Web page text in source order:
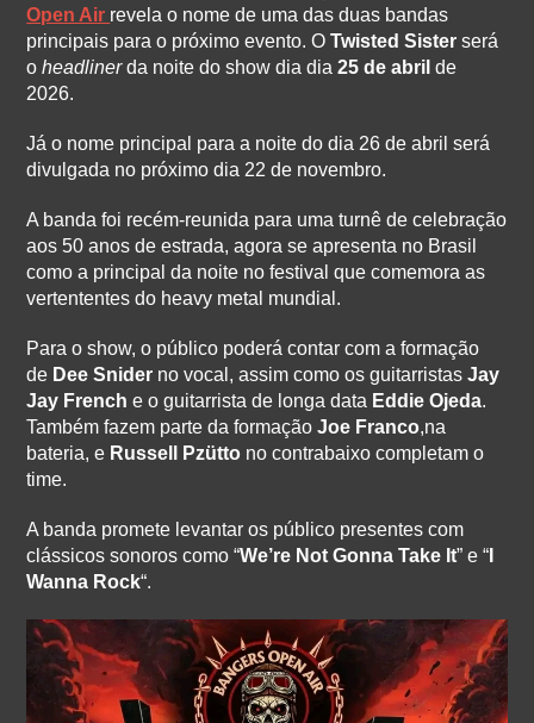
Open Air revela o nome de uma das duas bandas
principais para o próximo evento. OTwisted Sister será
oheadlinerda noite do show dia dia25 de abrilde
2026.
Já o nome principal para a noite do dia 26 de abril será
divulgada no próximo dia 22 de novembro.
A banda foi recém-reunida para uma turnê de celebração
aos 50 anos de estrada, agora se apresenta no Brasil
como a principal da noite no festival que comemora as
vertententes do heavy metal mundial.
Para o show, o público poderá contar com a formação
de Dee Snider no vocal, assim como os guitarristasJay
Jay French e o guitarrista de longa data Eddie Ojeda.
Também fazem parte da formaçãoJoe Franco,na
bateria, e Russell Pzütto no contrabaixo completam o
time.
A banda promete levantar os público presentes com
clássicos sonoros como “We’re Not Gonna Take It” e “
Wanna Rock“.